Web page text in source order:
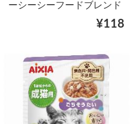
ーシーシーフードブレンド
¥118